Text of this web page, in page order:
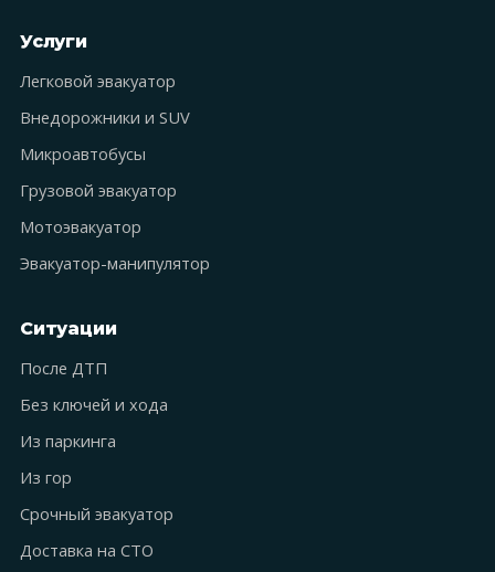
Услуги
Легковой эвакуатор
Внедорожники и SUV
Микроавтобусы
Грузовой эвакуатор
Мотоэвакуатор
Эвакуатор-манипулятор
Ситуации
После ДТП
Без ключей и хода
Из паркинга
Из гор
Срочный эвакуатор
Доставка на СТО